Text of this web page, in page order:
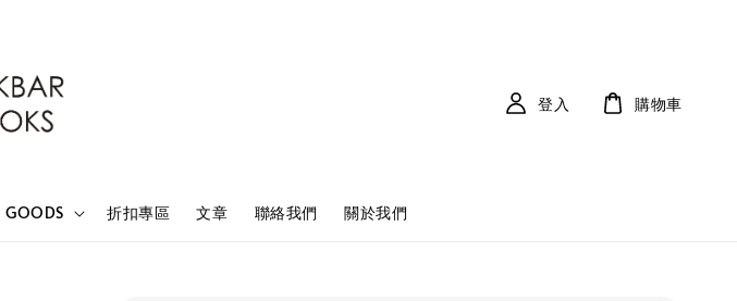
GOODS 折扣專區 文章 聯絡我們 關於我們
登入 購物車